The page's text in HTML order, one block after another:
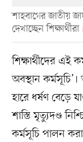
শাহবাগের জাতীয়
দেখাচ্ছেন শিক্ষার্থীরা
শিক্ষার্থীদের এই
অবস্থান
হারে ধর্ষণ বেড়ে
শাস্তি মৃত্যুদণ্ড
কর্মসূচি পালন করা